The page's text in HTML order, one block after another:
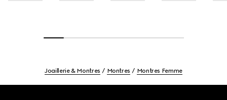
Joaillerie & Montres Montres Montres Femme